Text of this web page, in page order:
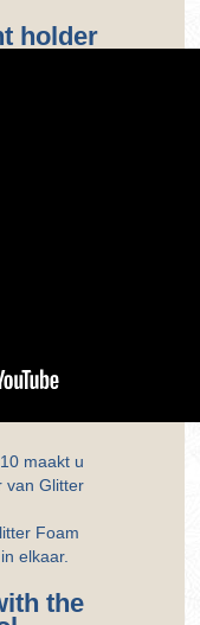
holder
maakt u
van Glitter
Foam
elkaar.
the